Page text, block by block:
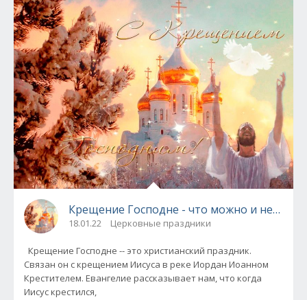
Крещение Господне - что можно и нельзя
18.01.22 Церковные праздники
Крещение Господне -- это христианский праздник.
Связан он с крещением Иисуса в реке Иордан Иоанном
Крестителем. Евангелие рассказывает нам, что когда
Иисус крестился,